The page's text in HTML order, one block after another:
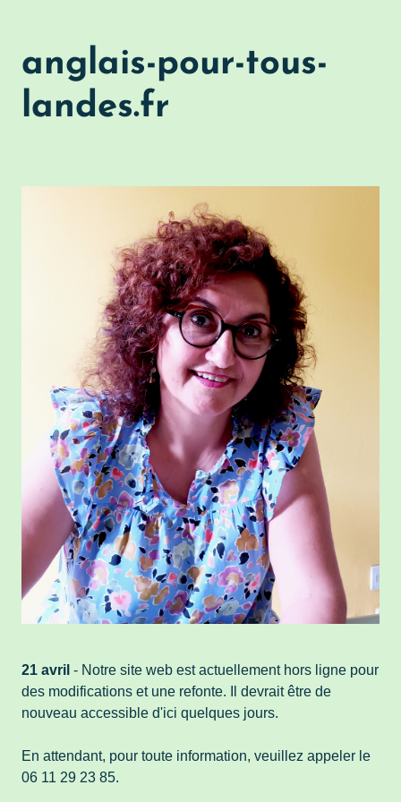
anglais-pour-tous-
landes.fr
21 avril - Notre site web est actuellement hors ligne pour
des modifications et une refonte. Il devrait être de
nouveau accessible d'ici quelques jours.
En attendant, pour toute information, veuillez appeler le
06 11 29 23 85.